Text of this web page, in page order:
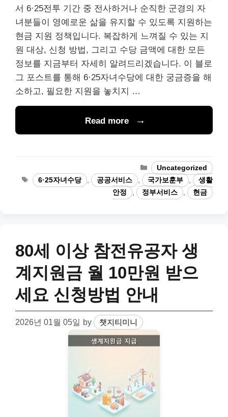
서 6·25전투 기간 중 전사하거나 순직한 군경의 자
녀분들이 영예로운 삶을 유지할 수 있도록 지원하는
현금 지원 정책입니다. 복잡하게 느껴질 수 있는 지
원 대상, 신청 방법, 그리고 수당 금액에 대한 모든
정보를 지금부터 자세히 알려드리겠습니다. 이 블로
그 포스트를 통해 6·25자녀수당에 대한 궁금증을 해
소하고, 필요한 지원을 놓치지 …
Read more
Categories
Uncategorized
Tags
6·25자녀수당 공공서비스 국가보훈부
생활
안정
정부서비스 현금
80세 이상 참전유공자 생
계지원금 월 10만원 받으
세요 신청방법 안내
2026년 01월 05일 by 챗지티미니